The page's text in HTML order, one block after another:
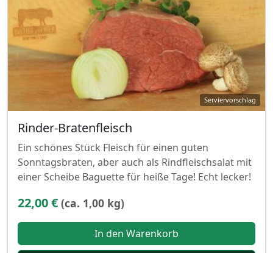
Rinder-Bratenfleisch
Ein schönes Stück Fleisch für einen guten
Sonntagsbraten, aber auch als Rindfleischsalat mit
einer Scheibe Baguette für heiße Tage! Echt lecker!
22,00 € (ca. 1,00 kg)
In den Warenkorb